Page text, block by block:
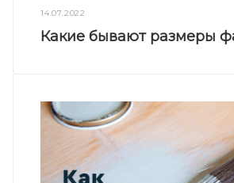
14.07.2022
Какие бывают размеры